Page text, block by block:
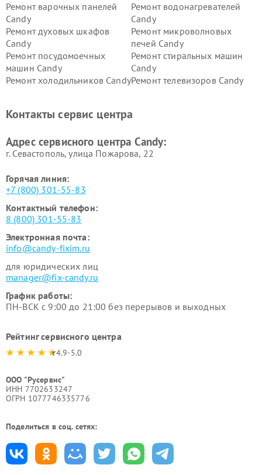
Ремонт варочных панелей
Candy
Ремонт водонагревателей
Candy
Ремонт духовых шкафов
Candy
Ремонт микроволновых
печей Candy
Ремонт посудомоечных
машин Candy
Ремонт стиральных машин
Candy
Ремонт холодильников CandyРемонт телевизоров Candy
Контакты сервис центра
Адрес сервисного центра Candy:
г. Севастополь, улица Пожарова, 22
Горячая линия:
+7 (800) 301-55-83
Контактный телефон:
8 (800) 301-55-83
Электронная почта:
info@candy-fixim.ru
для юридических лиц
manager@fix-candy.ru
График работы:
ПН-ВСК с 9:00 до 21:00 без перерывов и выходных
Рейтинг сервисного центра
4.9-5.0
ООО "Русервис"
ИНН 7702633247
ОГРН 1077746335776
Поделиться в соц. сетях: